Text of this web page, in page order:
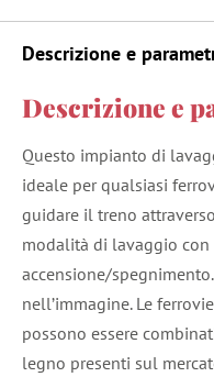
Descrizione e
Descrizione e
Questo impianto di
ideale per qualsiasi
guidare il treno
modalità di lavaggio
accensione/
nell’immagine. Le
possono essere
legno presenti sul